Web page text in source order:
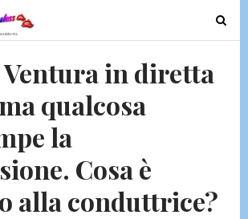
T
o
i
Ventura in diretta
qualcosa
la
Cosa è
alla conduttrice?